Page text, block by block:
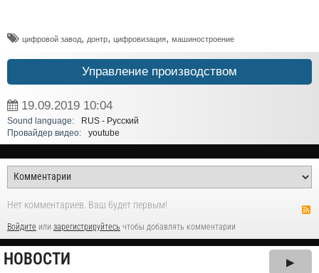
цифровой завод, донтр, цифровизация, машиностроение
Управление производством
19.09.2019 10:04
Sound language:
RUS - Русский
Провайдер видео:
youtube
Нет комментариев. Ваш будет первым!
Войдите или зарегистрируйтесь чтобы добавлять комментарии
НОВОСТИ ▶